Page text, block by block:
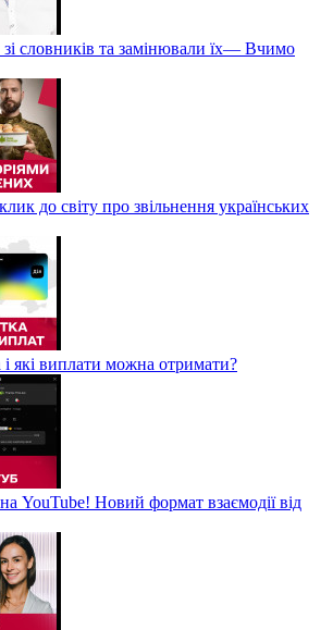
словників та замінювали їх— Вчимо
до світу про звільнення українських
які виплати можна отримати?
YouTube! Новий формат взаємодії від